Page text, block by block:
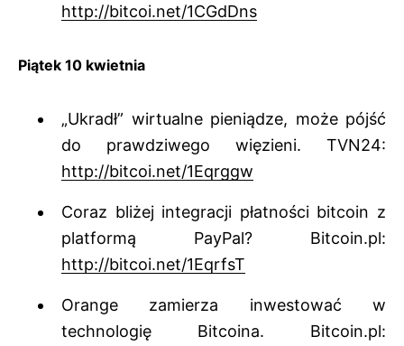
http://bitcoi.net/1CGdDns
Piątek 10 kwietnia
„Ukradł” wirtualne pieniądze, może pójść
do prawdziwego więzieni. TVN24:
http://bitcoi.net/1Eqrggw
Coraz bliżej integracji płatności bitcoin z
platformą PayPal? Bitcoin.pl:
http://bitcoi.net/1EqrfsT
Orange zamierza inwestować w
technologię Bitcoina. Bitcoin.pl: